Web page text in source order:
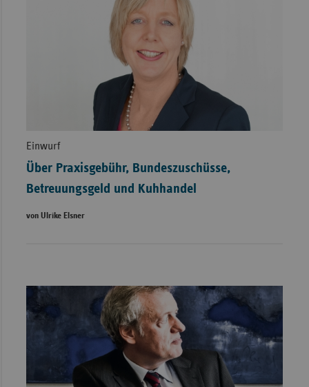
Einwurf
Über Praxisgebühr, Bundeszuschüsse,
Betreuungsgeld und Kuhhandel
von Ulrike Elsner